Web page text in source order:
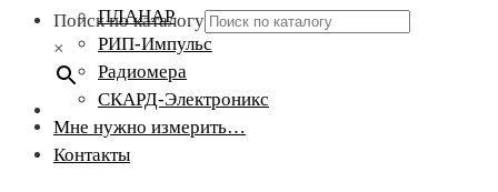
Поиск по каталогу
×
ПЛАНАР
РИП-Импульс
Радиомера
СКАРД-Электроникс
Мне нужно измерить…
Контакты